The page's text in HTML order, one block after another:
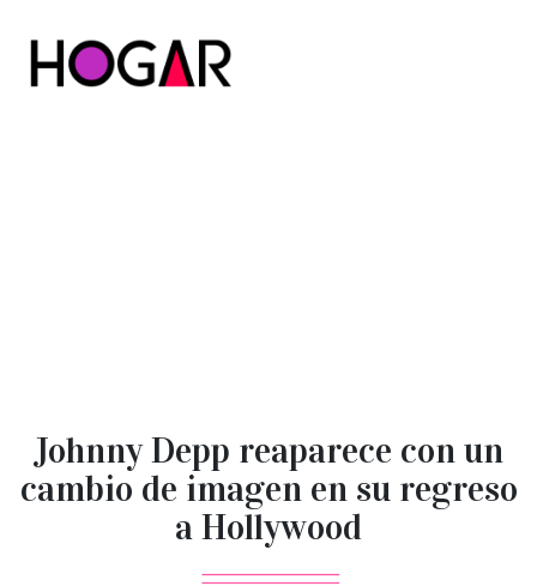
Johnny Depp reaparece con un
cambio de imagen en su regreso
a Hollywood